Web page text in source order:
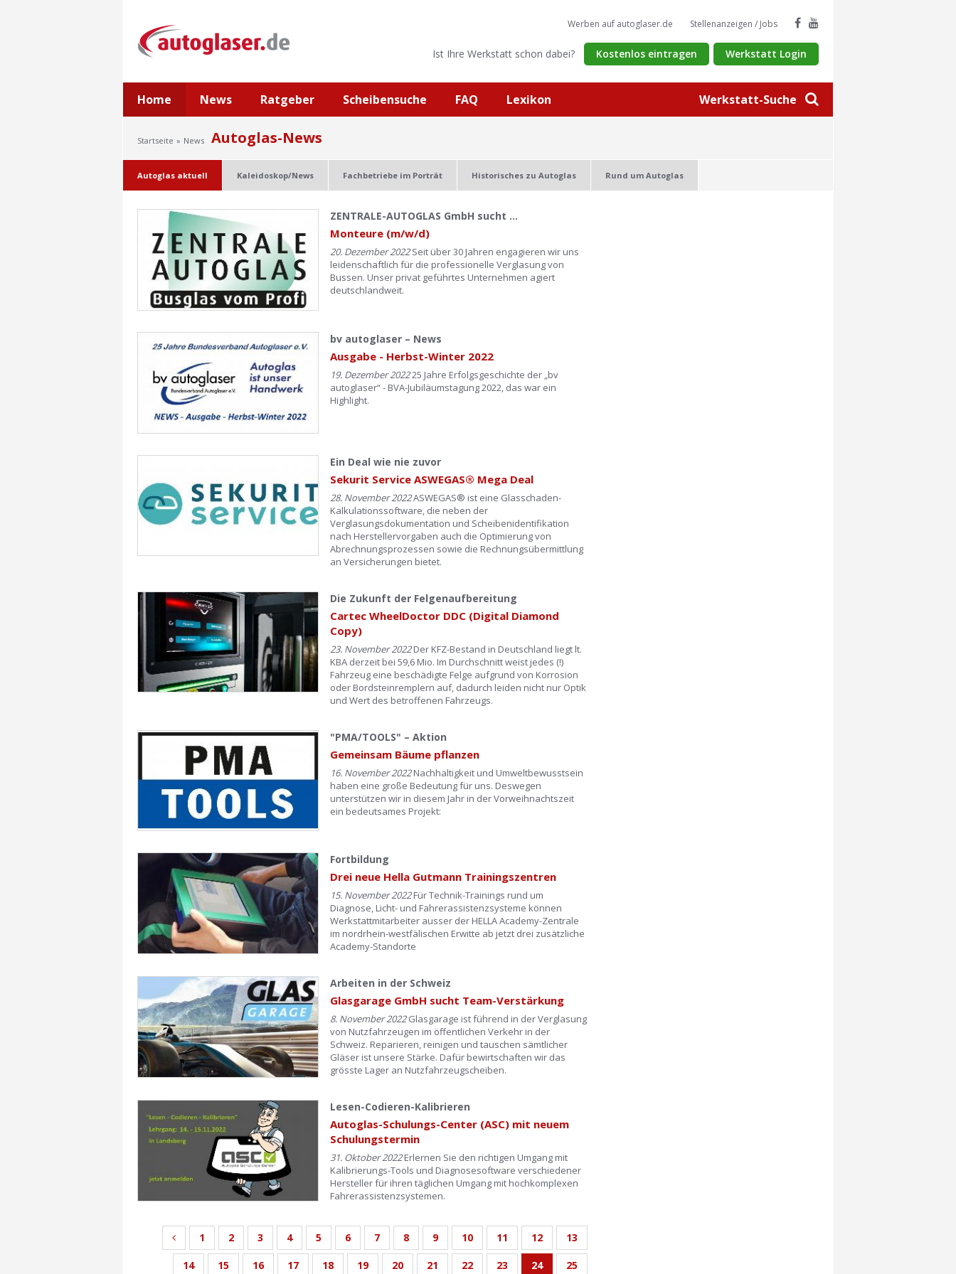
Werkstatt-Suche
Werben auf autoglaser.de Stellenanzeigen / Jobs
Ist Ihre Werkstatt schon dabei? Kostenlos eintragen Werkstatt Login
Home News Ratgeber Scheibensuche FAQ Lexikon
Startseite News Autoglas-News
Autoglas aktuell Kaleidoskop/News Fachbetriebe im Porträt Historisches zu Autoglas Rund um Autoglas
ZENTRALE-AUTOGLAS GmbH sucht …
Monteure (m/w/d)
20. Dezember 2022Seit über 30 Jahren engagieren wir uns
leidenschaftlich für die professionelle Verglasung von
Bussen. Unser privat geführtes Unternehmen agiert
deutschlandweit.
bv autoglaser – News
Ausgabe - Herbst-Winter 2022
19. Dezember 202225 Jahre Erfolgsgeschichte der „bv
autoglaser“ - BVA-Jubiläumstagung 2022, das war ein
Highlight.
Ein Deal wie nie zuvor
Sekurit Service ASWEGAS® Mega Deal
28. November 2022ASWEGAS® ist eine Glasschaden-
Kalkulationssoftware, die neben der
Verglasungsdokumentation und Scheibenidentifikation
nach Herstellervorgaben auch die Optimierung von
Abrechnungsprozessen sowie die Rechnungsübermittlung
an Versicherungen bietet.
Die Zukunft der Felgenaufbereitung
Cartec WheelDoctor DDC (Digital Diamond
Copy)
23. November 2022Der KFZ-Bestand in Deutschland liegt lt.
KBA derzeit bei 59,6 Mio. Im Durchschnitt weist jedes (!)
Fahrzeug eine beschädigte Felge aufgrund von Korrosion
oder Bordsteinremplern auf, dadurch leiden nicht nur Optik
und Wert des betroffenen Fahrzeugs.
"PMA/TOOLS" – Aktion
Gemeinsam Bäume pflanzen
16. November 2022Nachhaltigkeit und Umweltbewusstsein
haben eine große Bedeutung für uns. Deswegen
unterstützen wir in diesem Jahr in der Vorweihnachtszeit
ein bedeutsames Projekt:
Fortbildung
Drei neue Hella Gutmann Trainingszentren
15. November 2022Für Technik-Trainings rund um
Diagnose, Licht- und Fahrerassistenzsysteme können
Werkstattmitarbeiter ausser der HELLA Academy-Zentrale
im nordrhein-westfälischen Erwitte ab jetzt drei zusätzliche
Academy-Standorte
Arbeiten in der Schweiz
Glasgarage GmbH sucht Team-Verstärkung
8. November 2022Glasgarage ist führend in der Verglasung
von Nutzfahrzeugen im öffentlichen Verkehr in der
Schweiz. Reparieren, reinigen und tauschen sämtlicher
Gläser ist unsere Stärke. Dafür bewirtschaften wir das
grösste Lager an Nutzfahrzeugscheiben.
Lesen-Codieren-Kalibrieren
Autoglas-Schulungs-Center (ASC) mit neuem
Schulungstermin
31. Oktober 2022Erlernen Sie den richtigen Umgang mit
Kalibrierungs-Tools und Diagnosesoftware verschiedener
Hersteller für ihren täglichen Umgang mit hochkomplexen
Fahrerassistenzsystemen.
1 2 3 4 5 6 7 8 9 10 11 12 13
14 15 16 17 18 19 20 21 22 23 24 25